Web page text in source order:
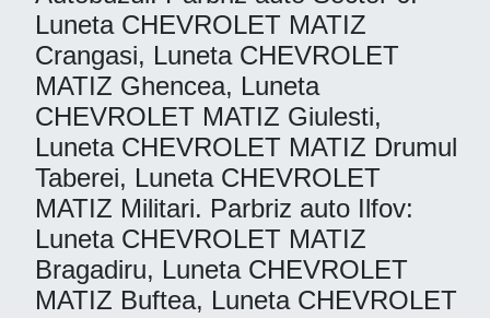
Luneta CHEVROLET MATIZ
Crangasi, Luneta CHEVROLET
MATIZ Ghencea, Luneta
CHEVROLET MATIZ Giulesti,
Luneta CHEVROLET MATIZ Drumul
Taberei, Luneta CHEVROLET
MATIZ Militari. Parbriz auto Ilfov:
Luneta CHEVROLET MATIZ
Bragadiru, Luneta CHEVROLET
MATIZ Buftea, Luneta CHEVROLET